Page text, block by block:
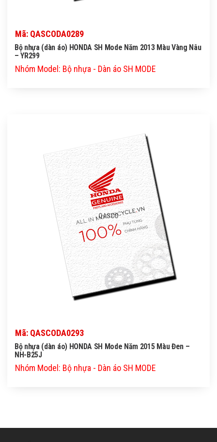
Mã: QASCODA0289
Bộ nhựa (dàn áo) HONDA SH Mode Năm 2013 Màu Vàng Nâu
– YR299
Nhóm Model: Bộ nhựa - Dàn áo SH MODE
QASCO
Mã: QASCODA0293
Bộ nhựa (dàn áo) HONDA SH Mode Năm 2015 Màu Đen –
NH-B25J
Nhóm Model: Bộ nhựa - Dàn áo SH MODE